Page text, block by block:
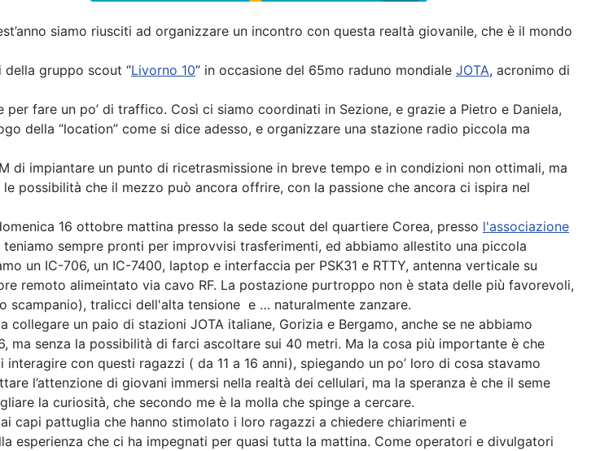
siamo riusciti ad organizzare un incontro con questa realtà giovanile, che è il mondo
gruppo scout “Livorno 10” in occasione del 65mo raduno mondiale JOTA, acronimo di
fare un po’ di traffico. Così ci siamo coordinati in Sezione, e grazie a Pietro e Daniela,
della “location” come si dice adesso, e organizzare una stazione radio piccola ma
impiantare un punto di ricetrasmissione in breve tempo e in condizioni non ottimali, ma
possibilità che il mezzo può ancora offrire, con la passione che ancora ci ispira nel
16 ottobre mattina presso la sede scout del quartiere Corea, presso l'associazione
sempre pronti per improvvisi trasferimenti, ed abbiamo allestito una piccola
un IC-706, un IC-7400, laptop e interfaccia per PSK31 e RTTY, antenna verticale su
remoto alimeintato via cavo RF. La postazione purtroppo non è stata delle più favorevoli,
scampanio), tralicci dell'alta tensione e … naturalmente zanzare.
collegare un paio di stazioni JOTA italiane, Gorizia e Bergamo, anche se ne abbiamo
ma senza la possibilità di farci ascoltare sui 40 metri. Ma la cosa più importante è che
interagire con questi ragazzi ( da 11 a 16 anni), spiegando un po’ loro di cosa stavamo
l’attenzione di giovani immersi nella realtà dei cellulari, ma la speranza è che il seme
la curiosità, che secondo me è la molla che spinge a cercare.
capi pattuglia che hanno stimolato i loro ragazzi a chiedere chiarimenti e
esperienza che ci ha impegnati per quasi tutta la mattina. Come operatori e divulgatori